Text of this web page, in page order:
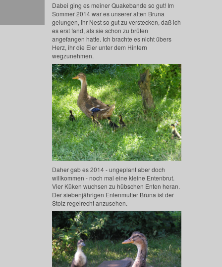
Dabei ging es meiner Quakebande so gut! Im
Sommer 2014 war es unserer alten Bruna
gelungen, ihr Nest so gut zu verstecken, daß ich
es erst fand, als sie schon zu brüten
angefangen hatte. Ich brachte es nicht übers
Herz, ihr die Eier unter dem Hintern
wegzunehmen.
Daher gab es 2014 - ungeplant aber doch
willkommen - noch mal eine kleine Entenbrut.
Vier Küken wuchsen zu hübschen Enten heran.
Der siebenjährigen Entenmutter Bruna ist der
Stolz regelrecht anzusehen.